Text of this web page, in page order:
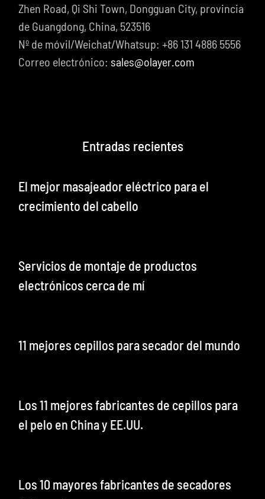
Zhen Road, Qi Shi Town, Dongguan City, provincia
de Guangdong, China, 523516
Nº de móvil/Weichat/Whatsup: +86 131 4886 5556
Correo electrónico: sales@olayer.com
Entradas recientes
El mejor masajeador eléctrico para el
crecimiento del cabello
Servicios de montaje de productos
electrónicos cerca de mí
11 mejores cepillos para secador del mundo
Los 11 mejores fabricantes de cepillos para
el pelo en China y EE.UU.
Los 10 mayores fabricantes de secadores